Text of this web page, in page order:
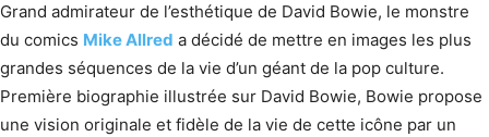
Grand admirateur de l’esthétique de David Bowie, le monstre
du comics Mike Allred a décidé de mettre en images les plus
grandes séquences de la vie d’un géant de la pop culture.
Première biographie illustrée sur David Bowie, Bowie propose
une vision originale et fidèle de la vie de cette icône par un